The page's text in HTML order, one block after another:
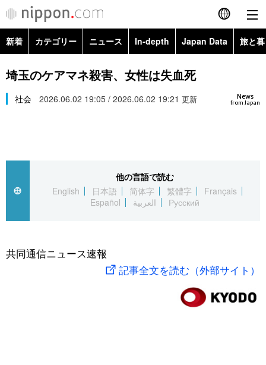
English
简体字
繁體字
العربية
社会
旅と暮らし
新着 カテゴリー ニュース In-depth Japan Data 旅と
政治・外交
経済・ビジネス
社会
文化
科学・技術
暮らし
Images
お知らせ
埼玉のケアマネ殺害、女性は失血死
News
from Japan
社会 2026.06.02 19:05 / 2026.06.02 19:21 更新
他の言語で読む
English
日本語 简体字 繁體字
Français
Español
العربية Русский
共同通信ニュース速報
記事全文を読む（外部サイト）